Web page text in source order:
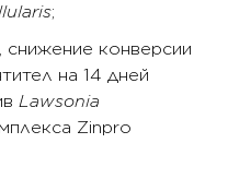
;
конверсии
на 14 дней
Lawsonia
Zinpro